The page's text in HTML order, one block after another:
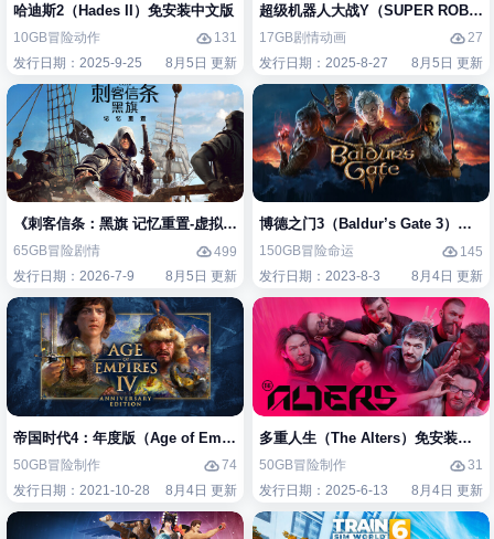
哈迪斯2（Hades II）免安装中文版
10GB冒险动作
131
发行日期：2025-9-25
8月5日 更新
超级机器人大战Y（SUPER
17GB剧情动画
27
发行日期：2025-8-27
8月5日 更新
《刺客信条：黑旗 记忆重置-虚拟机版/Assassin’s Creed Black Flag
65GB冒险剧情
499
发行日期：2026-7-9
8月5日 更新
博德之门3（Baldur’s Gate 3）免安
150GB冒险命运
145
发行日期：2023-8-3
8月4日 更新
帝国时代4：年度版（Age of Empires IV: Anniversary Edition）免安装中
50GB冒险制作
74
发行日期：2021-10-28
8月4日 更新
多重人生（The Alters）免安装中文
50GB冒险制作
31
发行日期：2025-6-13
8月4日 更新